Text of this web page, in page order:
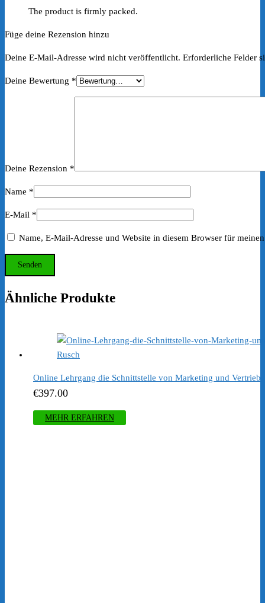
The product is firmly packed.
Füge deine Rezension hinzu
Deine E-Mail-Adresse wird nicht veröffentlicht. Erforderliche Felder
Deine Bewertung *
Deine Rezension *
Name *
E-Mail *
Name, E-Mail-Adresse und Website in diesem Browser für
Ähnliche Produkte
Online Lehrgang die Schnittstelle von Marketing und Vertrieb
€397.00
MEHR ERFAHREN